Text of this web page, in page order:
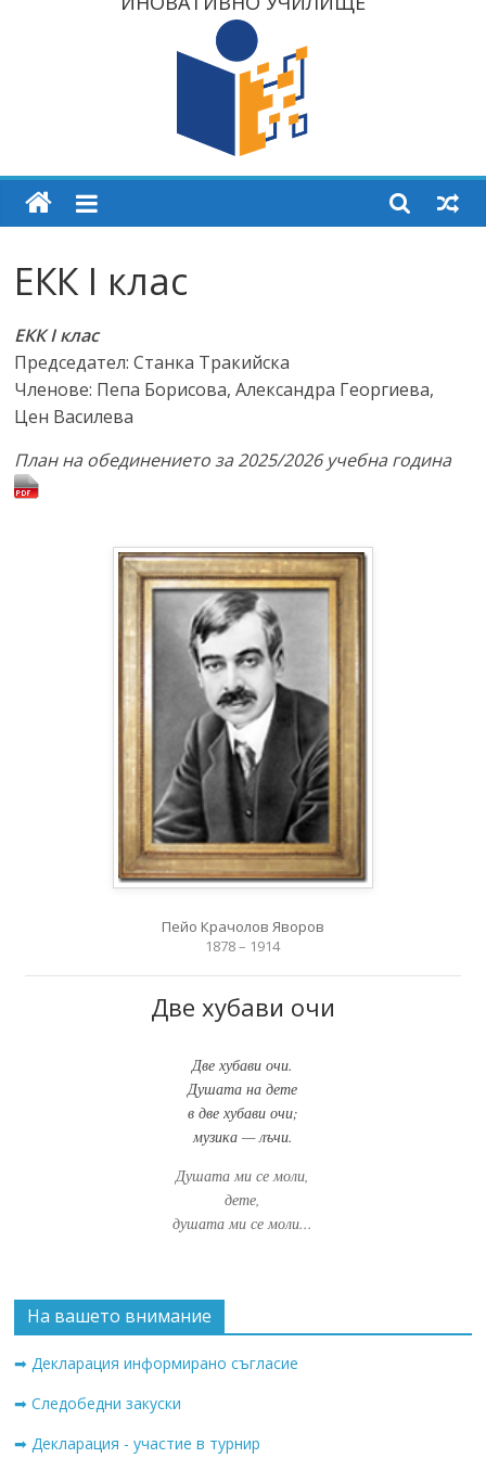
ЕКК I клас
ЕКК I клас
Председател: Станка Тракийска
Членове: Пепа Борисова, Александра Георгиева,
Цен Василева
План на обединението за 2025/2026 учебна година
Пейо Крачолов Яворов
1878 – 1914
Две хубави очи
Две хубави очи.
Душата на дете
в две хубави очи;
музика — лъчи.
Душата ми се моли,
дете,
душата ми се моли...
На вашето внимание
➡ Декларация информирано съгласие
➡ Следобедни закуски
➡ Декларация - участие в турнир